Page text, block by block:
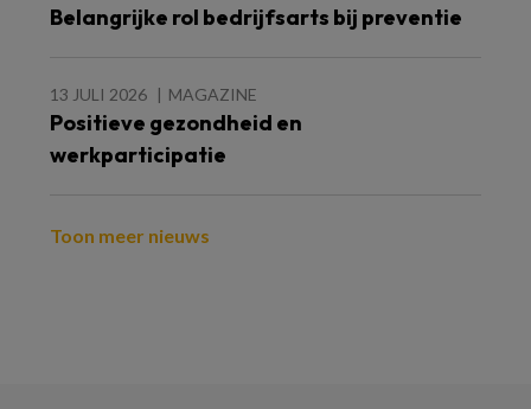
Belangrijke rol bedrijfsarts bij preventie
13 JULI 2026 MAGAZINE
Positieve gezondheid en
werkparticipatie
Toon meer nieuws